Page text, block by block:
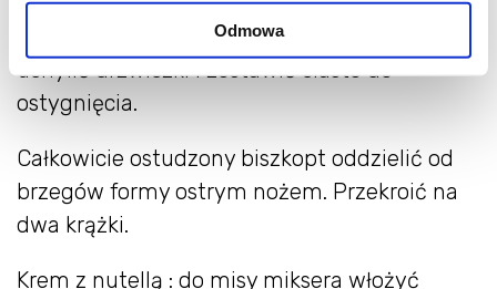
Odmowa
powrotem do wyłączonego piekarnika,
uchylić drzwiczki i zostawić ciasto do
ostygnięcia.
Całkowicie ostudzony biszkopt oddzielić od
brzegów formy ostrym nożem. Przekroić na
dwa krążki.
Krem z nutellą : do misy miksera włożyć